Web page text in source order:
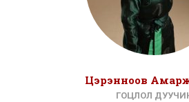
Цэрэнноов
ГОЦЛОЛ